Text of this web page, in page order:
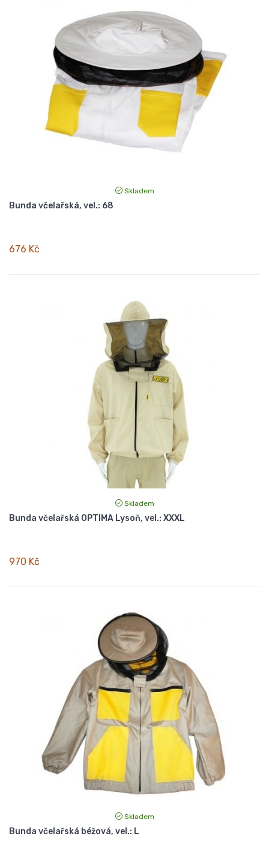
Skladem
Bunda včelařská, vel.: 68
676 Kč
Skladem
Bunda včelařská OPTIMA Lysoň, vel.: XXXL
970 Kč
Skladem
Bunda včelařská béžová, vel.: L